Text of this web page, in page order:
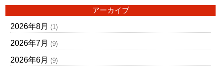
アーカイブ
2026年8月 (1)
2026年7月 (9)
2026年6月 (9)